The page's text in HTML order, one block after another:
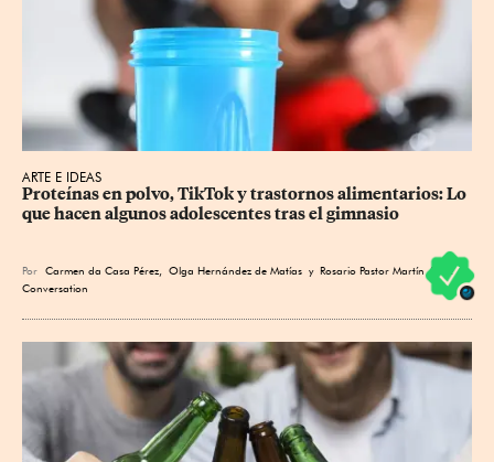
ARTE E IDEAS
Proteínas en polvo, TikTok y trastornos alimentarios: Lo
que hacen algunos adolescentes tras el gimnasio
Por Carmen da Casa Pérez Olga Hernández de Matías y Rosario Pastor Martín / The
Conversation